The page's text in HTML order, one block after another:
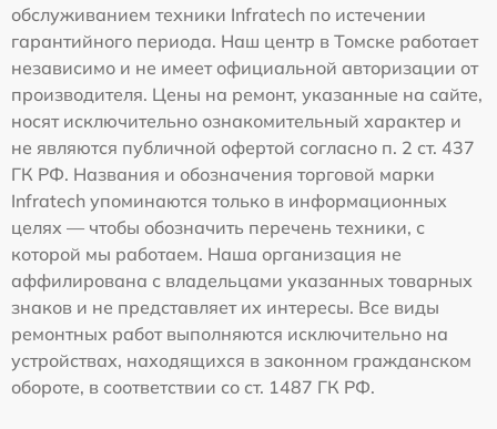
обслуживанием техники Infratech по истечении
гарантийного периода. Наш центр в Томске работает
независимо и не имеет официальной авторизации от
производителя. Цены на ремонт, указанные на сайте,
носят исключительно ознакомительный характер и
не являются публичной офертой согласно п. 2 ст. 437
ГК РФ. Названия и обозначения торговой марки
Infratech упоминаются только в информационных
целях — чтобы обозначить перечень техники, с
которой мы работаем. Наша организация не
аффилирована с владельцами указанных товарных
знаков и не представляет их интересы. Все виды
ремонтных работ выполняются исключительно на
устройствах, находящихся в законном гражданском
обороте, в соответствии со ст. 1487 ГК РФ.